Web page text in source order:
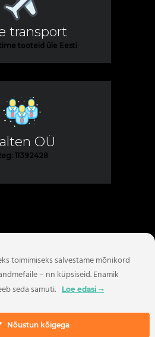
transport
tooteid üle Eesti
OÜ
11392428
toimimiseks salvestame mõnikord
– nn küpsiseid. Enamik
seda samuti.
Loe edasi
Nõustun kõigega